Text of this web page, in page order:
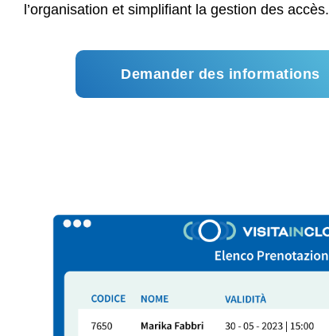
l’organisation et simplifiant la gestion des accès.
Demander des informations